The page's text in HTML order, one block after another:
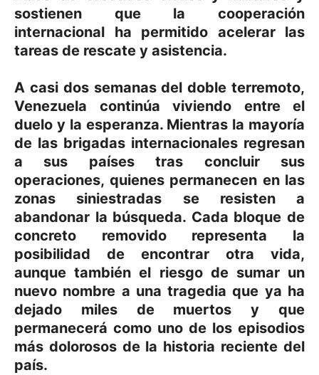
sostienen que la cooperación
internacional ha permitido acelerar las
tareas de rescate y asistencia.
A casi dos semanas del doble terremoto,
Venezuela continúa viviendo entre el
duelo y la esperanza. Mientras la mayoría
de las brigadas internacionales regresan
a sus países tras concluir sus
operaciones, quienes permanecen en las
zonas siniestradas se resisten a
abandonar la búsqueda. Cada bloque de
concreto removido representa la
posibilidad de encontrar otra vida,
aunque también el riesgo de sumar un
nuevo nombre a una tragedia que ya ha
dejado miles de muertos y que
permanecerá como uno de los episodios
más dolorosos de la historia reciente del
país.